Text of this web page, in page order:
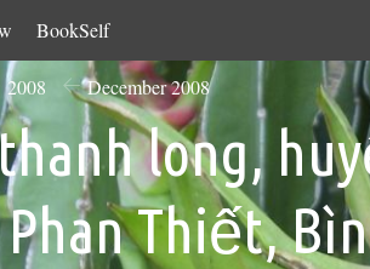
BookSelf
2008 December 2008
long,
Thiết,